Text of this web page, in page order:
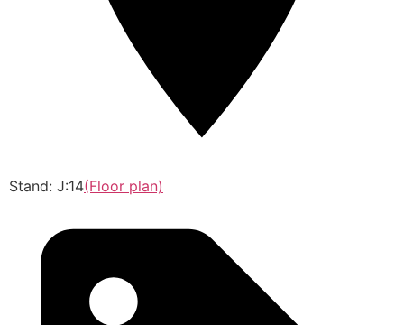
Stand: J:14(Floor plan)